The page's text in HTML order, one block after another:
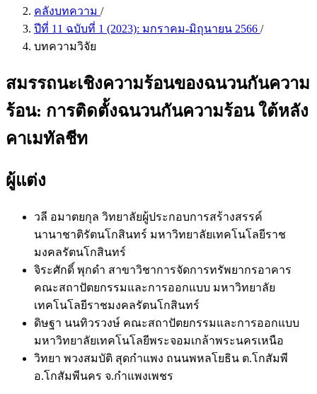
คลังบทความ /
ปีที่ 11 ฉบับที่ 1 (2023): มกราคม-มิถุนายน 2566 /
บทความวิจัย
สมรรถนะเชิงความร้อนของฉนวนกันความ
ร้อน: การติดตั้งฉนวนกันความร้อน ใต้หลัง
คาเมทัลชีท
ผู้แต่ง
วลี อมาตยกุล วิทยาลัยผู้ประกอบการสร้างสรรค์
นานาชาติรัตนโกสินทร์ มหาวิทยาลัยเทคโนโลยีราช
มงคลรัตนโกสินทร์
จิระศักดิ์ พุกดำ สาขาวิชาการจัดการทรัพยากรอาคาร
คณะสถาปัตยกรรมและการออกแบบ มหาวิทยาลัย
เทคโนโลยีราชมงคลรัตนโกสินทร์
ดิษฐา นนทิวรวงษ์ คณะสถาปัตยกรรมและการออกแบบ
มหาวิทยาลัยเทคโนโลยีพระจอมเกล้าพระนครเหนือ
วิทยา พวงสมบัติ สุดกำแพง ถนนพหลโยธิน ต.โกสัมพี
อ.โกสัมพีนคร จ.กำแพงเพชร